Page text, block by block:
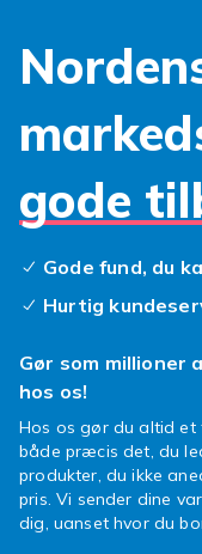
gode
Gode fund, du
Hurtig
Gør som millioner
hos os!
Hos os gør du altid et
både præcis det, du
produkter, du ikke
pris. Vi sender dine
dig, uanset hvor du